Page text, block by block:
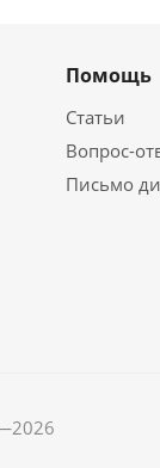
Помощь
Статьи
Вопрос-
Письмо